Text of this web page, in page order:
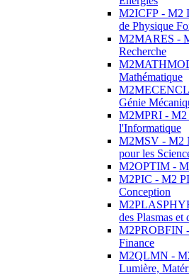
M2ICFP - M2
de Physique
M2MARES -
Recherche
Mathématique
Génie
M2MPRI - M2
l'Informatique
M2MSV - M2
pour les
M2OPTIM -
M2PIC - M2
Conception
des Plasmas et
M2PROBFIN
Finance
M2QLMN -
Lumière,